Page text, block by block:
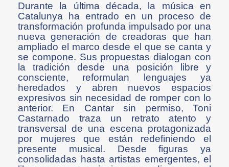
Durante la última década, la música en
Catalunya ha entrado en un proceso de
transformación profunda impulsado por una
nueva generación de creadoras que han
ampliado el marco desde el que se canta y
se compone. Sus propuestas dialogan con
la tradición desde una posición libre y
consciente, reformulan lenguajes ya
heredados y abren nuevos espacios
expresivos sin necesidad de romper con lo
anterior. En Cantar sin permiso, Toni
Castarnado traza un retrato atento y
transversal de una escena protagonizada
por mujeres que están redefiniendo el
presente musical. Desde figuras ya
consolidadas hasta artistas emergentes, el